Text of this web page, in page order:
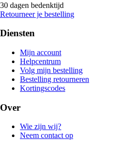
30 dagen bedenktijd
Retourneer je bestelling
Diensten
Mijn account
Helpcentrum
Volg mijn bestelling
Bestelling retourneren
Kortingscodes
Over
Wie zijn wij?
Neem contact op